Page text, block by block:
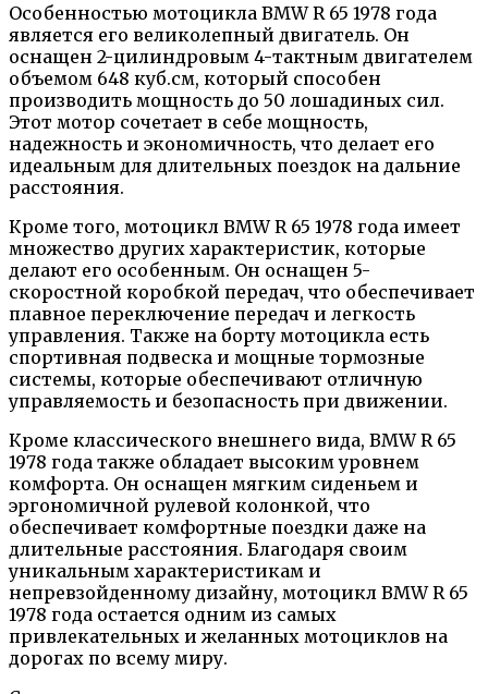
Особенностью мотоцикла BMW R 65 1978 года
является его великолепный двигатель. Он
оснащен 2-цилиндровым 4-тактным двигателем
объемом 648 куб.см, который способен
производить мощность до 50 лошадиных сил.
Этот мотор сочетает в себе мощность,
надежность и экономичность, что делает его
идеальным для длительных поездок на дальние
расстояния.
Кроме того, мотоцикл BMW R 65 1978 года имеет
множество других характеристик, которые
делают его особенным. Он оснащен 5-
скоростной коробкой передач, что обеспечивает
плавное переключение передач и легкость
управления. Также на борту мотоцикла есть
спортивная подвеска и мощные тормозные
системы, которые обеспечивают отличную
управляемость и безопасность при движении.
Кроме классического внешнего вида, BMW R 65
1978 года также обладает высоким уровнем
комфорта. Он оснащен мягким сиденьем и
эргономичной рулевой колонкой, что
обеспечивает комфортные поездки даже на
длительные расстояния. Благодаря своим
уникальным характеристикам и
непревзойденному дизайну, мотоцикл BMW R 65
1978 года остается одним из самых
привлекательных и желанных мотоциклов на
дорогах по всему миру.